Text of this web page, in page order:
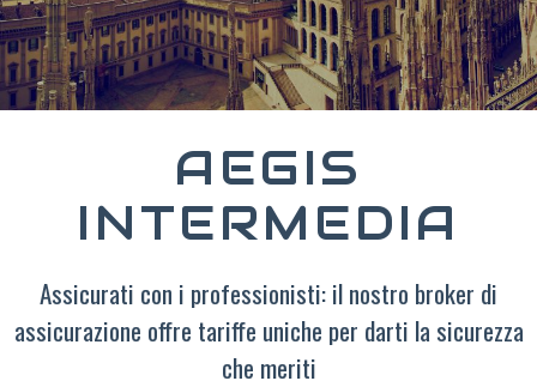
AEGIS
INTERMEDIA
Assicurati con i professionisti: il nostro broker di
assicurazione offre tariffe uniche per darti la sicurezza
che meriti